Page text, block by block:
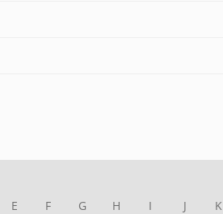
E F G H I J K